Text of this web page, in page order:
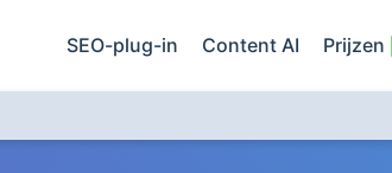
SEO-plug-in Content AI Prijzen